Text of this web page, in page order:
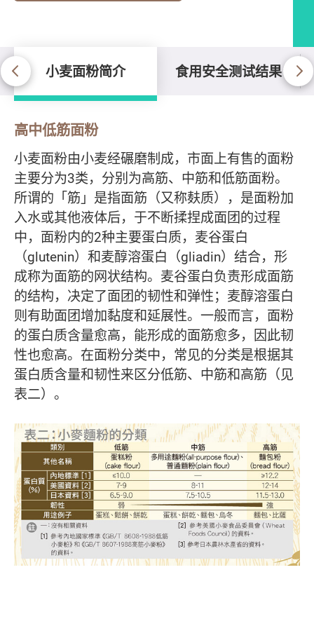
小麦面粉简介 食用安全测试结果
小麦面粉简介
高中低筋面粉
小麦面粉由小麦经碾磨制成，市面上有售的面粉
主要分为3类，分别为高筋、中筋和低筋面粉。
所谓的「筋」是指面筋（又称麸质），是面粉加
入水或其他液体后，于不断揉捏成面团的过程
中，面粉内的2种主要蛋白质，麦谷蛋白
（glutenin）和麦醇溶蛋白（gliadin）结合，形
成称为面筋的网状结构。麦谷蛋白负责形成面筋
的结构，决定了面团的韧性和弹性；麦醇溶蛋白
则有助面团增加黏度和延展性。一般而言，面粉
的蛋白质含量愈高，能形成的面筋愈多，因此韧
性也愈高。在面粉分类中，常见的分类是根据其
蛋白质含量和韧性来区分低筋、中筋和高筋（见
表二）。